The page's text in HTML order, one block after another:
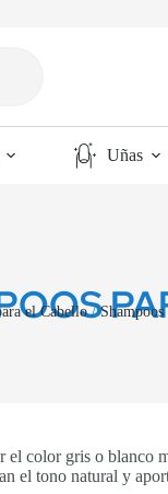
Uñas
el Cabello/
color gris o
el tono natural y